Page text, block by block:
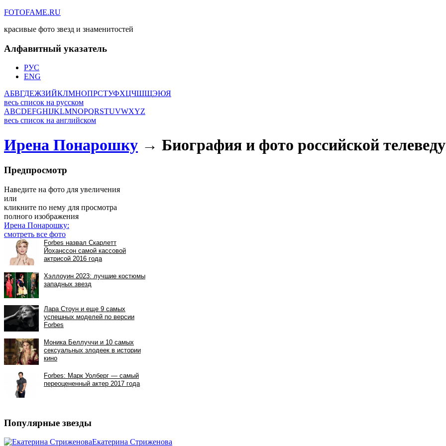
FOTOFAME.RU
красивые фото звезд и знаменитостей
Алфавитный указатель
РУС
ENG
АБВГДЕЖЗИЙКЛМНОПРСТУФХЦЧШЩЭЮЯ
весь список на русском
ABCDEFGHIJKLMNOPQRSTUVWXYZ
весь список на английском
Ирена Понарошку → Биография и фото российской
Предпросмотр
Наведите на фото для увеличения
или
кликните по нему для просмотра
полного изображения
Ирена Понарошку:
смотреть все фото
Популярные звезды
Екатерина Стриженова